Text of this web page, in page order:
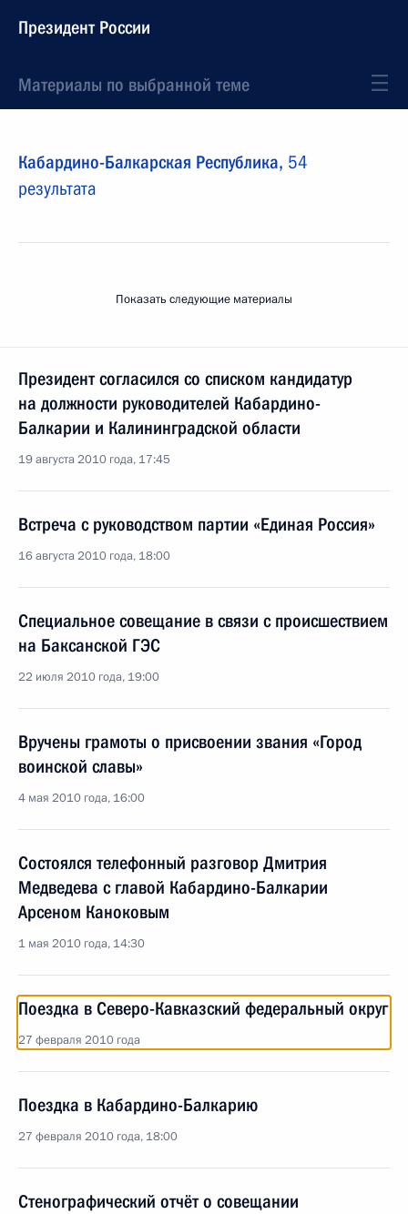
Президент России
Материалы по выбранной теме
Кабардино-Балкарская Республика, 54
результата
Показать следующие материалы
Президент согласился со списком кандидатур
на должности руководителей Кабардино-
Балкарии и Калининградской области
19 августа 2010 года, 17:45
Встреча с руководством партии «Единая Россия»
16 августа 2010 года, 18:00
Специальное совещание в связи с происшествием
на Баксанской ГЭС
22 июля 2010 года, 19:00
Вручены грамоты о присвоении звания «Город
воинской славы»
4 мая 2010 года, 16:00
Состоялся телефонный разговор Дмитрия
Медведева с главой Кабардино-Балкарии
Арсеном Каноковым
1 мая 2010 года, 14:30
Поездка в Северо-Кавказский федеральный округ
27 февраля 2010 года
Поездка в Кабардино-Балкарию
27 февраля 2010 года, 18:00
Стенографический отчёт о совещании